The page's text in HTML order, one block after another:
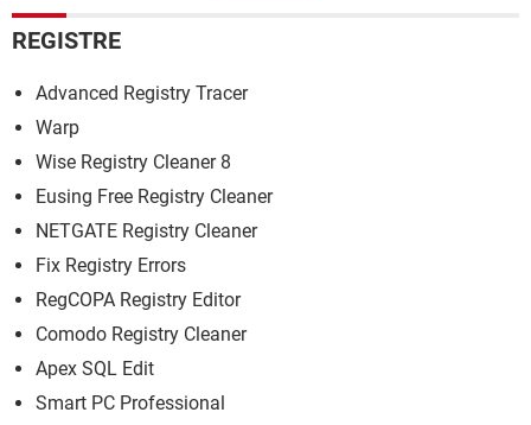
REGISTRE
Advanced Registry Tracer
Warp
Wise Registry Cleaner 8
Eusing Free Registry Cleaner
NETGATE Registry Cleaner
Fix Registry Errors
RegCOPA Registry Editor
Comodo Registry Cleaner
Apex SQL Edit
Smart PC Professional